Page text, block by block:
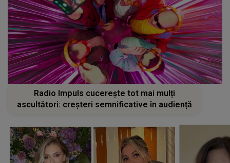
Radio Impuls cucerește tot mai mulți
ascultători: creșteri semnificative în audiență